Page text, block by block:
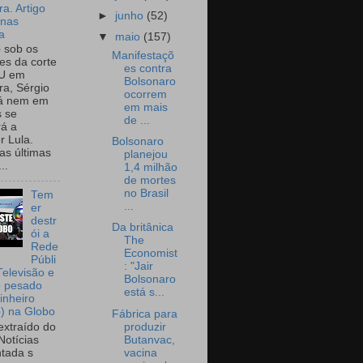
Artigo
sob os
da corte
em
Sérgio
nem em
se
a
Lula.
últimas
Tem
er
destr
ói a
Rede
Públi
e
pesado
na Globo
do
s
► junho (52)
▼ maio (157)
Manifestaçõ
es contra
Bolsonaro
ocorrem
em mais
de ...
Bolsonaro
planejou
1,4 milhão
de mortes
no Brasil
...
Da britânica
The
Economist
: "Jair
Bolsonaro
está s...
Fábrica para
produzir
Butanvac,
vacina